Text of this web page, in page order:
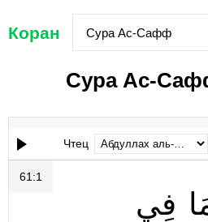
Коран Сура Ас-Сафф
Сура Ас-
Чтец
61:1
فِي